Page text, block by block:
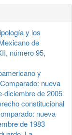
y los
de
número 95,
y
nueva
diciembre de 2005
constitucional
nueva
de 1983